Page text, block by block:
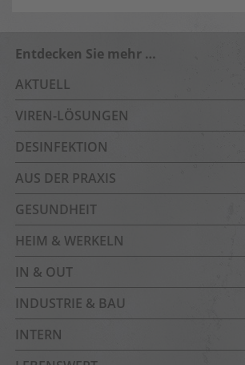
Entdecken Sie mehr …
AKTUELL
VIREN-LÖSUNGEN
DESINFEKTION
AUS DER PRAXIS
GESUNDHEIT
HEIM & WERKELN
IN & OUT
INDUSTRIE & BAU
INTERN